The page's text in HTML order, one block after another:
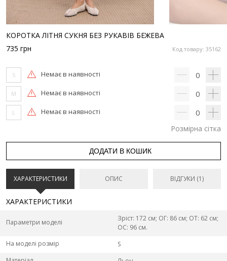
КОРОТКА ЛІТНЯ СУКНЯ БЕЗ РУКАВІВ БЕЖЕВА
Код товару: 35162
735 грн
S Немає в наявності 0
M Немає в наявності 0
L Немає в наявності 0
Розмірна сітка
ДОДАТИ В КОШИК
ХАРАКТЕРИСТИКИ ОПИС ВІДГУКИ (1)
ХАРАКТЕРИСТИКИ
Параметри моделі
Зріст: 172 см; ОГ: 86 см; ОТ: 62 см;
ОС: 96 см.
На моделі розмір
S